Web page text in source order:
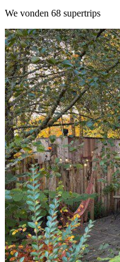
We vonden 68 supertrips